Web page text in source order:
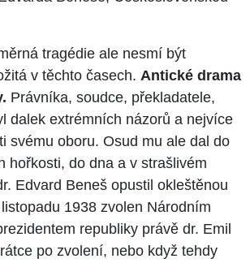
tragédie ale nesmí být
v těchto časech. Antické drama
Právníka, soudce, překladatele,
dalek extrémních názorů a nejvíce
svému oboru. Osud mu ale dal do
hořkosti, do dna a v strašlivém
Edvard Beneš opustil okleštěnou
1938 zvolen Národním
republiky právě dr. Emil
po zvolení, nebo když tehdy